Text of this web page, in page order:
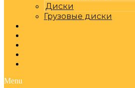
Диски
Грузовые диски
Menu